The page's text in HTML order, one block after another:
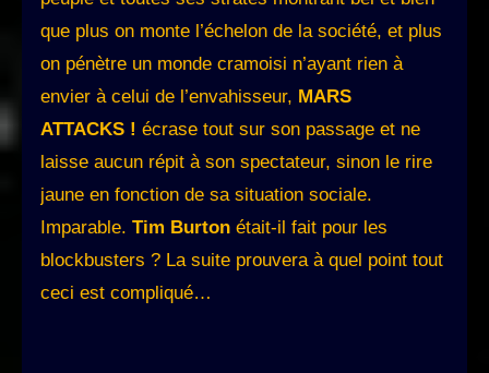
que plus on monte l’échelon de la société, et plus
on pénètre un monde cramoisi n’ayant rien à
envier à celui de l’envahisseur, MARS
ATTACKS ! écrase tout sur son passage et ne
laisse aucun répit à son spectateur, sinon le rire
jaune en fonction de sa situation sociale.
Imparable. Tim Burton était-il fait pour les
blockbusters ? La suite prouvera à quel point tout
ceci est compliqué…